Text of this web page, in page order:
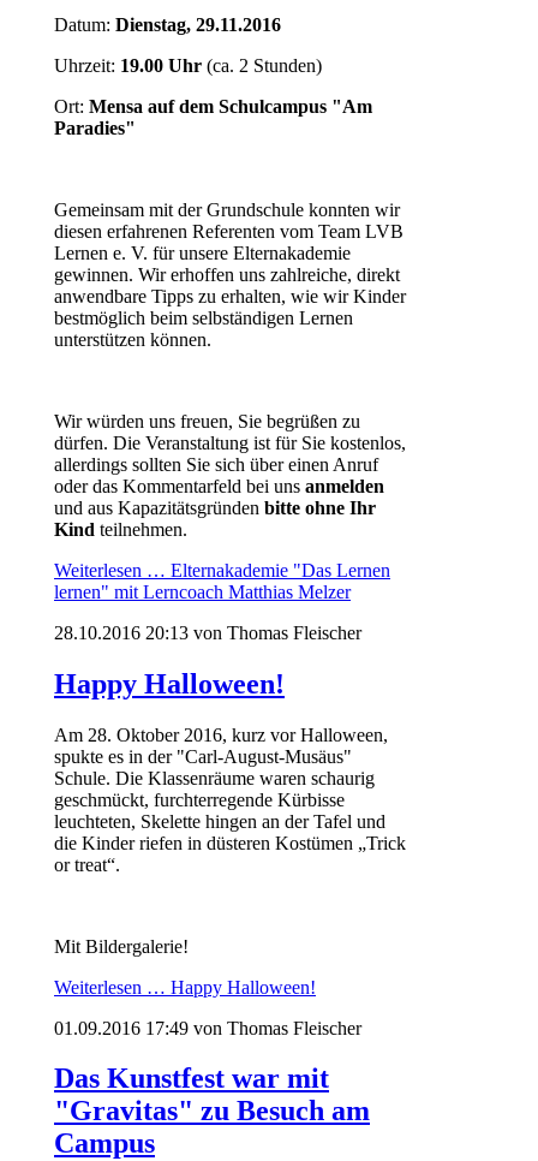
Datum: Dienstag, 29.11.2016
Uhrzeit: 19.00 Uhr (ca. 2 Stunden)
Ort: Mensa auf dem Schulcampus "Am
Paradies"
Gemeinsam mit der Grundschule konnten wir
diesen erfahrenen Referenten vom Team LVB
Lernen e. V. für unsere Elternakademie
gewinnen. Wir erhoffen uns zahlreiche, direkt
anwendbare Tipps zu erhalten, wie wir Kinder
bestmöglich beim selbständigen Lernen
unterstützen können.
Wir würden uns freuen, Sie begrüßen zu
dürfen. Die Veranstaltung ist für Sie kostenlos,
allerdings sollten Sie sich über einen Anruf
oder das Kommentarfeld bei uns anmelden
und aus Kapazitätsgründen bitte ohne Ihr
Kind teilnehmen.
Weiterlesen … Elternakademie "Das Lernen
lernen" mit Lerncoach Matthias Melzer
28.10.2016 20:13 von Thomas Fleischer
Happy Halloween!
Am 28. Oktober 2016, kurz vor Halloween,
spukte es in der "Carl-August-Musäus"
Schule. Die Klassenräume waren schaurig
geschmückt, furchterregende Kürbisse
leuchteten, Skelette hingen an der Tafel und
die Kinder riefen in düsteren Kostümen „Trick
or treat“.
Mit Bildergalerie!
Weiterlesen … Happy Halloween!
01.09.2016 17:49 von Thomas Fleischer
Das Kunstfest war mit
"Gravitas" zu Besuch am
Campus